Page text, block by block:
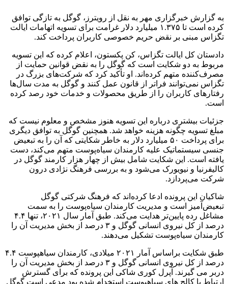
به گزارش خبرگزاری مهر به نقل از رویترز، گوگل به تازگی توافق
کرده است تا ۱.۳۷۵ میلیارد دلار غرامت برای تسویه اتهامات ایالت
تگزاس مبنی بر نقض حریم خصوصی کاربران پرداخت کند.
دادستان کل ایالت تگزاس، کن پکستون، اعلام کرده که این تسویه
مربوط به دو شکایت است که گوگل را به نقض قوانین حمایت از
مصرف‌کننده متهم کرده‌اند. او تأکید کرد که شرکت‌های بزرگ در
تگزاس نمی‌توانند فراتر از قانون عمل کنند و گوگل به مدت سال‌ها
رفتارهای کاربران را از طریق محصولات و خدمات خود رصد کرده
است.
جزئیات بیشتری درباره این تسویه هنوز مشخص و معلوم نیست که
مبلغ تسویه چگونه هزینه خواهد شد. همچنین گوگل به توافق دیگری
برای پرداخت ۵۰ میلیارد دلار به خاطر شکایتی که آن را به تبعیض
جنسی سیستماتیک علیه کارمندان سیاه‌پوست متهم می‌کند، دست
یافته است. این شکایت شامل بیش از چهار هزار کارمند گوگل در
کالیفرنیا و نیویورک می‌شود و به بررسی فرهنگ نژادی درون
شرکت می‌پردازد.
شاکیان این پرونده ادعا کرده‌اند که فرهنگ شرکتی گوگل
تبعیض‌آمیز است و مدیریت کارمندان سیاه‌پوست را به سمت
مشاغل رده پایین‌تر هدایت می‌کند. طبق آمار سال ۲۰۲۱، تنها ۴.۴
درصد از کل نیروی انسانی گوگل و ۳ درصد از بخش مدیریت آن را
کارمندان سیاه‌پوست تشکیل می‌دهند.
طبق شکایت براساس آمار ۲۰۲۱ میلادی، کارمندان سیاهپوست ۴.۴
درصد از کل نیروی انسانی گوگل و ۳ درصد از بخش مدیریت آن را
دربر می گیرند. آپرل کوری شاکی این پرونده که برای گسترش
ارتباط با کالج های سیاهپوست استخدام شده بود مدعی است گوگل